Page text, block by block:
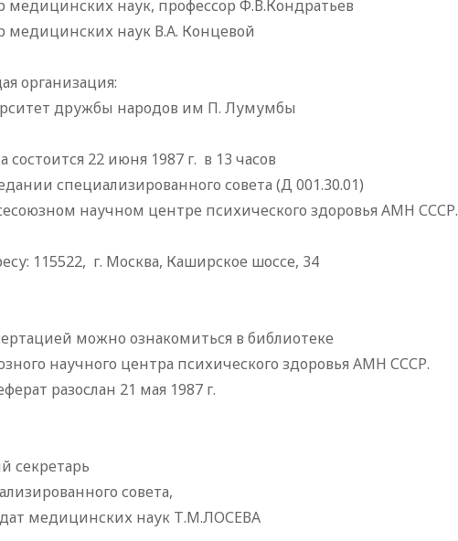
медицинских наук, профессор Ф.В.Кондратьев
медицинских наук В.А. Концевой
организация:
дружбы народов им П. Лумумбы
состоится 22 июня 1987 г. в 13 часов
специализированного совета (Д 001.30.01)
научном центре психического здоровья АМН СССР.
115522, г. Москва, Каширское шоссе, 34
можно ознакомиться в библиотеке
научного центра психического здоровья АМН СССР.
разослан 21 мая 1987 г.
секретарь
совета,
медицинских наук Т.М.ЛОСЕВА